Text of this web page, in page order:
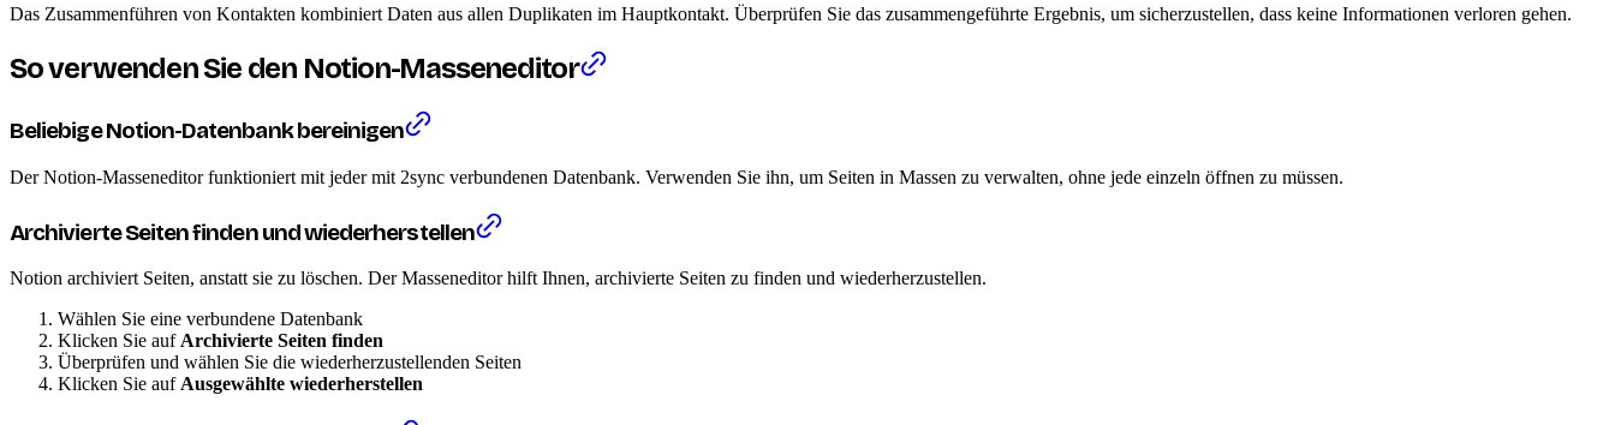
Das Zusammenführen von Kontakten kombiniert Daten aus allen Duplikaten im Hauptkontakt. Überprüfen Sie das zusammengeführte Ergebnis, um sicherzustellen, dass keine Informationen verloren gehen.
So verwenden Sie den Notion-Masseneditor
Beliebige Notion-Datenbank bereinigen
Der Notion-Masseneditor funktioniert mit jeder mit 2sync verbundenen Datenbank. Verwenden Sie ihn, um Seiten in Massen zu verwalten, ohne jede einzeln öffnen zu müssen.
Archivierte Seiten finden und wiederherstellen
Notion archiviert Seiten, anstatt sie zu löschen. Der Masseneditor hilft Ihnen, archivierte Seiten zu finden und wiederherzustellen.
Wählen Sie eine verbundene Datenbank
Klicken Sie aufArchivierte Seiten finden
Überprüfen und wählen Sie die wiederherzustellenden Seiten
Klicken Sie aufAusgewählte wiederherstellen